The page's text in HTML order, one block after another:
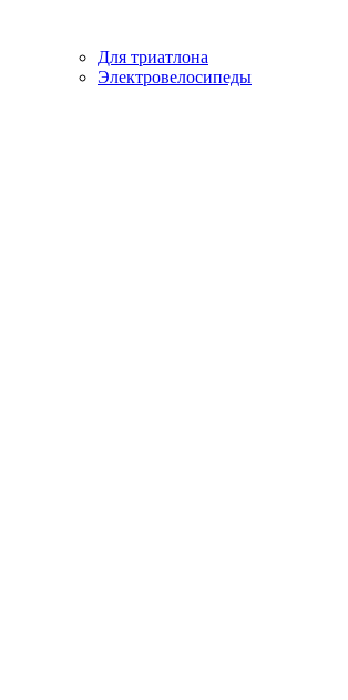
Для триатлона
Электровелосипеды